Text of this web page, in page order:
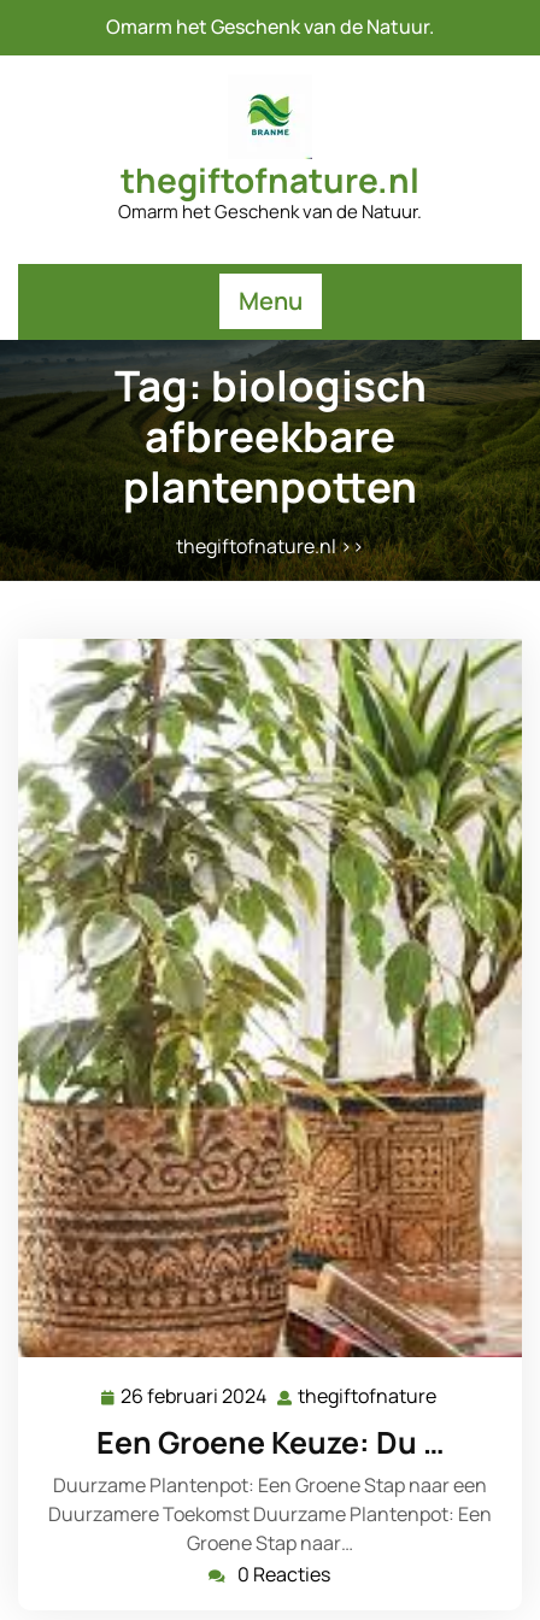
Omarm het Geschenk van de Natuur.
thegiftofnature.nl
Omarm het Geschenk van de Natuur.
Menu
Tag:biologisch
afbreekbare
plantenpotten
thegiftofnature.nl>>
26 februari 2024 26
februari
2024
thegiftofnature
Een Groene Keuze: Du …
Duurzame Plantenpot: Een Groene Stap naar een
Duurzamere Toekomst Duurzame Plantenpot: Een
Groene Stap naar…
0 Reacties